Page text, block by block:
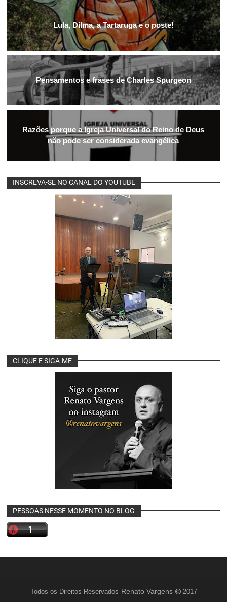
Lula, Dilma, a Tartaruga e o poste!
Pensamentos e frases de Charles Spurgeon
Razões porque a Igreja Universal do Reino de Deus
não pode ser considerada evangélica
INSCREVA-SE NO CANAL DO YOUTUBE
CLIQUE E SIGA-ME
PESSOAS NESSE MOMENTO NO BLOG
Todos os Direitos Reservados Renato Vargens
2017